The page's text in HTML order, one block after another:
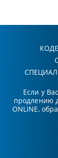
Если у
продлению
ONLINE,